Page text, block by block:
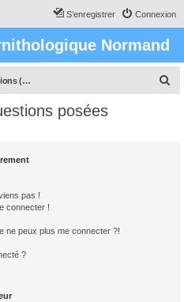
Connexion
S’enregistrer
Normand
Foire aux questions (Questions posées fréquemment)
posées
pas !
connecter !
ne peux plus me connecter ?!
?